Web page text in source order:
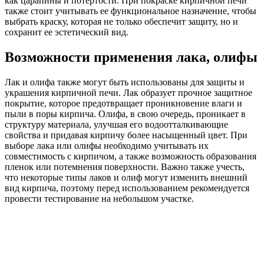
также стоит учитывать ее функциональное назначение, чтобы
выбрать краску, которая не только обеспечит защиту, но и
сохранит ее эстетический вид.
Возможности применения лака, олифы
Лак и олифа также могут быть использованы для защиты и
украшения кирпичной печи. Лак образует прочное защитное
покрытие, которое предотвращает проникновение влаги и
пыли в поры кирпича. Олифа, в свою очередь, проникает в
структуру материала, улучшая его водоотталкивающие
свойства и придавая кирпичу более насыщенный цвет. При
выборе лака или олифы необходимо учитывать их
совместимость с кирпичом, а также возможность образования
пленок или потемнения поверхности. Важно также учесть,
что некоторые типы лаков и олиф могут изменить внешний
вид кирпича, поэтому перед использованием рекомендуется
провести тестирование на небольшом участке.